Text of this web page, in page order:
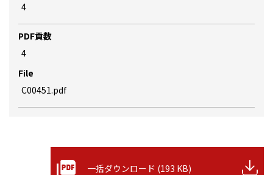
4
PDF貢数
4
File
C00451.pdf
一括ダウンロード (193 KB)